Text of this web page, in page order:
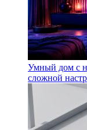
Умный дом с
сложной